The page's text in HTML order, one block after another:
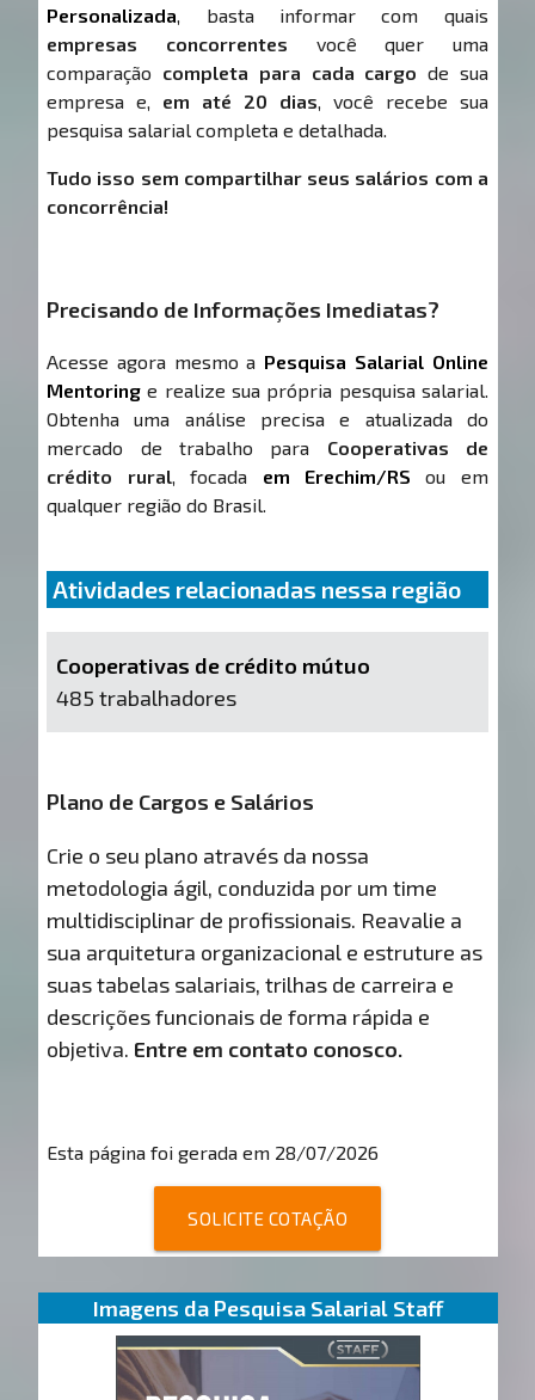
Personalizada, basta informar com quais
empresas concorrentes você quer uma
comparação completa para cada cargo de sua
empresa e, em até 20 dias, você recebe sua
pesquisa salarial completa e detalhada.
Tudo isso sem compartilhar seus salários com a
concorrência!
Precisando de Informações Imediatas?
Acesse agora mesmo a Pesquisa Salarial Online
Mentoring e realize sua própria pesquisa salarial.
Obtenha uma análise precisa e atualizada do
mercado de trabalho para Cooperativas de
crédito rural, focada em Erechim/RS ou em
qualquer região do Brasil.
Atividades relacionadas nessa região
Cooperativas de crédito mútuo
485 trabalhadores
Plano de Cargos e Salários
Crie o seu plano através da nossa
metodologia ágil, conduzida por um time
multidisciplinar de profissionais. Reavalie a
sua arquitetura organizacional e estruture as
suas tabelas salariais, trilhas de carreira e
descrições funcionais de forma rápida e
objetiva. Entre em contato conosco.
Esta página foi gerada em 28/07/2026
SOLICITE COTAÇÃO
Imagens da Pesquisa Salarial Staff